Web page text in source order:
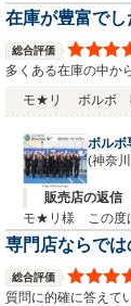
活躍をお祈りい
在庫が豊富でし
総合評価
多くある在庫の中か
モ★リ
ボルボ
ボル
(神奈
販売店の返信
モ★リ様 この度
くして下さい！！
専門店ならでは
総合評価
質問に的確に答えて